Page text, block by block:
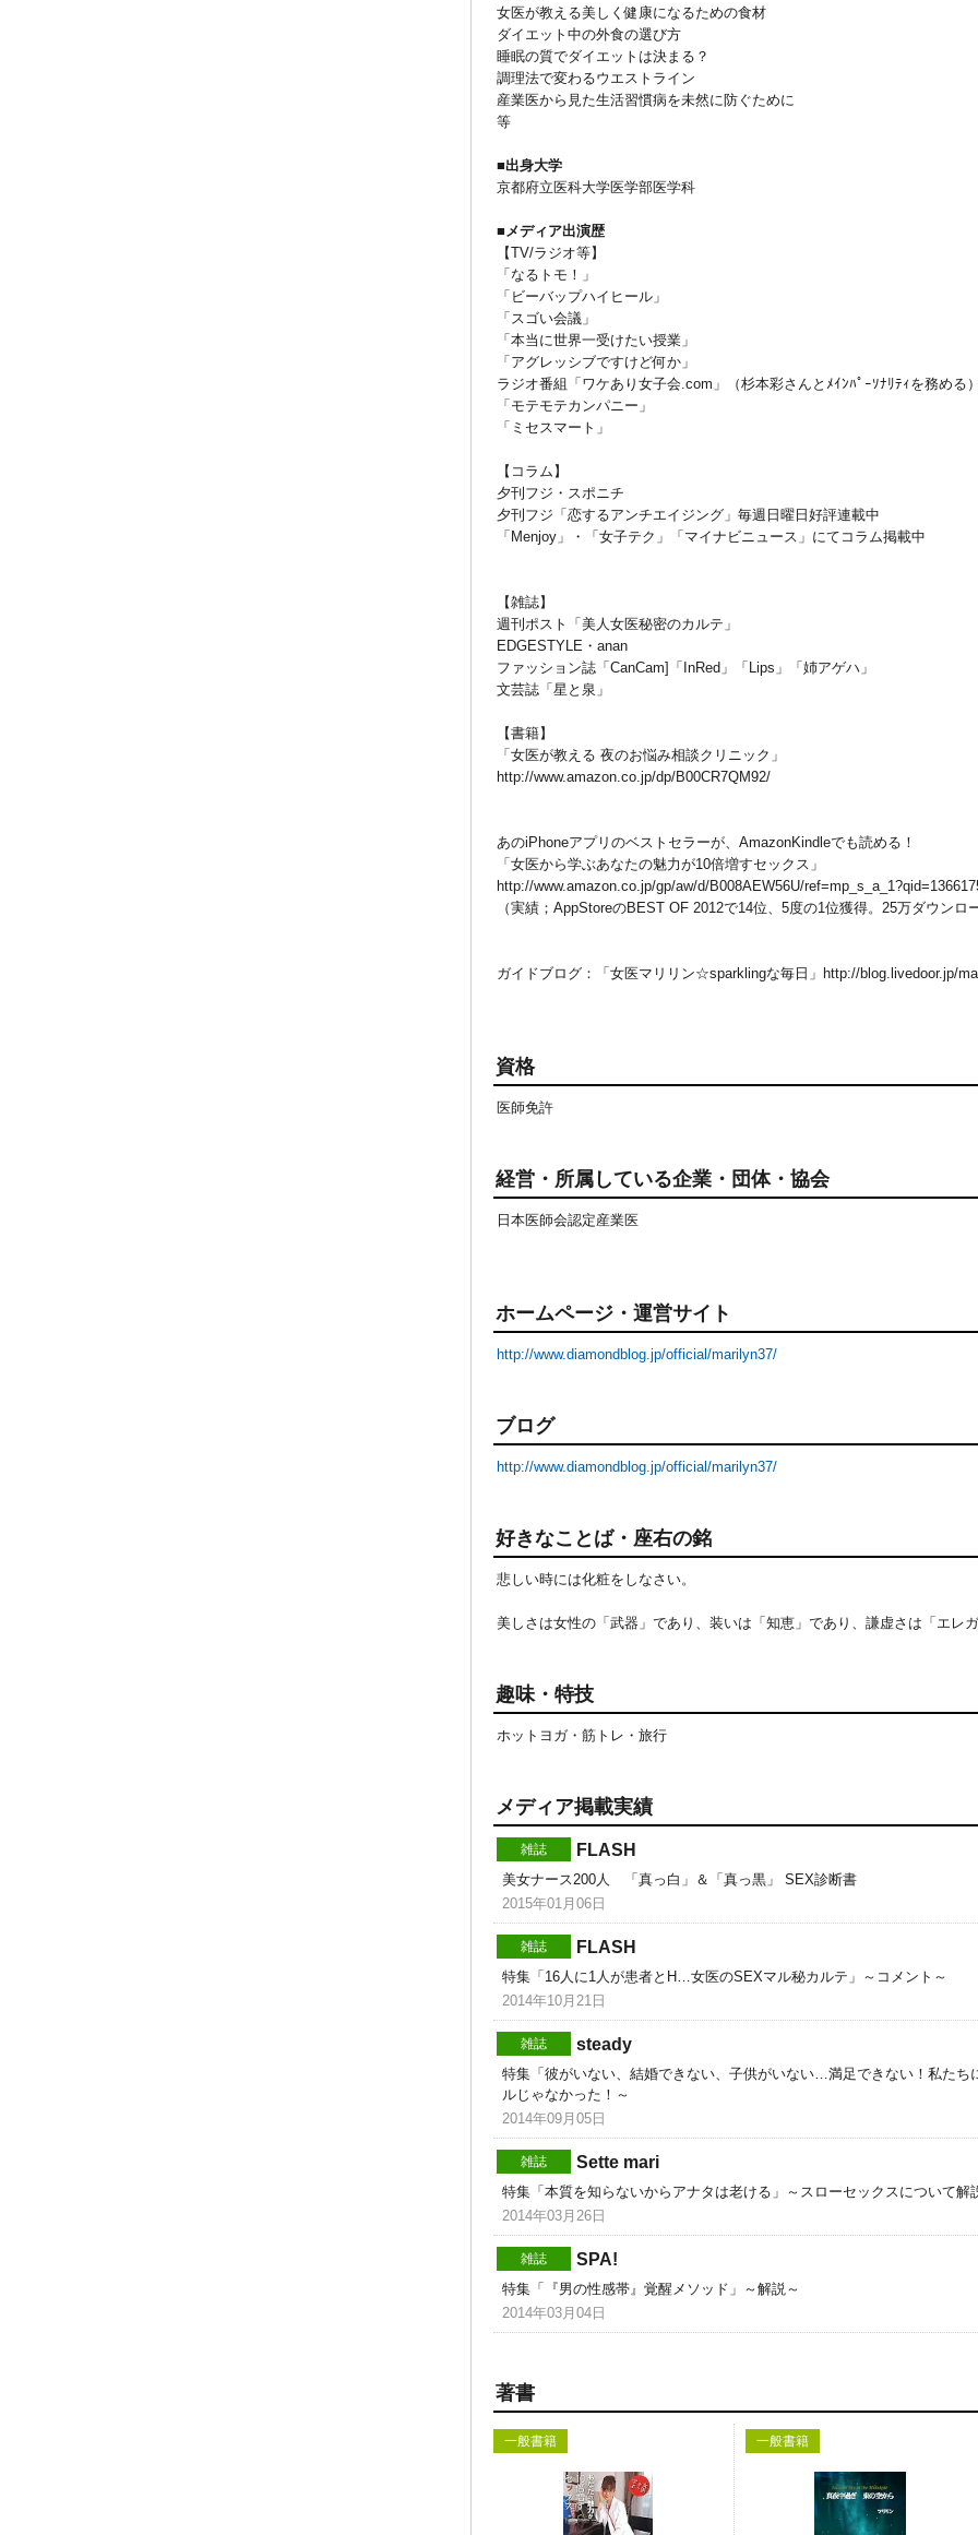
女医が教える美しく健康になるための食材
ダイエット中の外食の選び方
睡眠の質でダイエットは決まる？
調理法で変わるウエストライン
産業医から見た生活習慣病を未然に防ぐために
等
■出身大学
京都府立医科大学医学部医学科
■メディア出演歴
【TV/ラジオ等】
「なるトモ！」
「ビーバップハイヒール」
「スゴい会議」
「本当に世界一受けたい授業」
「アグレッシブですけど何か」
ラジオ番組「ワケあり女子会.com」（杉本彩さんとﾒｲﾝﾊﾟｰｿﾅﾘﾃｨを務める
「モテモテカンパニー」
「ミセスマート」
【コラム】
夕刊フジ・スポニチ
夕刊フジ「恋するアンチエイジング」毎週日曜日好評連載中
「Menjoy」・「女子テク」「マイナビニュース」にてコラム掲載中
【雑誌】
週刊ポスト「美人女医秘密のカルテ」
EDGESTYLE・anan
ファッション誌「CanCam]「InRed」「Lips」「姉アゲハ」
文芸誌「星と泉」
【書籍】
「女医が教える 夜のお悩み相談クリニック」
http://www.amazon.co.jp/dp/B00CR7QM92/
あのiPhoneアプリのベストセラーが、AmazonKindleでも読める！
「女医から学ぶあなたの魅力が10倍増すセックス」
http://www.amazon.co.jp/gp/aw/d/B008AEW56U/
（実績；AppStoreのBEST OF 2012で14位、5度の1位獲得。25万ダウンロ
ガイドブログ：「女医マリリン☆sparklingな毎日」http://blog.livedoor.jp/
資格
医師免許
経営・所属している企業・団体・協会
日本医師会認定産業医
ホームページ・運営サイト
http://www.diamondblog.jp/official/marilyn37/
ブログ
http://www.diamondblog.jp/official/marilyn37/
好きなことば・座右の銘
悲しい時には化粧をしなさい。
美しさは女性の「武器」であり、装いは「知恵」であり、謙虚さは「エレ
趣味・特技
ホットヨガ・筋トレ・旅行
メディア掲載実績
雑誌 FLASH
美女ナース200人 「真っ白」＆「真っ黒」 SEX診断書
2015年01月06日
雑誌 FLASH
特集「16人に1人が患者とH…女医のSEXマル秘カルテ」～コメント～
2014年10月21日
雑誌 steady
特集「彼がいない、結婚できない、子供がいない…満足できない！私たち
ルじゃなかった！～
2014年09月05日
雑誌 Sette mari
特集「本質を知らないからアナタは老ける」～スローセックスについて解
2014年03月26日
雑誌 SPA!
特集「『男の性感帯』覚醒メソッド」～解説～
2014年03月04日
著書
一般書籍 一般書籍